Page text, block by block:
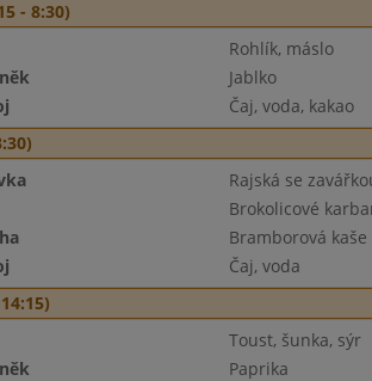
- 8:30)
Rohlík, máslo
Jablko
Čaj, voda, kakao
Rajská se
Brokolicové
Bramborová kaše
Čaj, voda
Toust, šunka, sýr
Paprika